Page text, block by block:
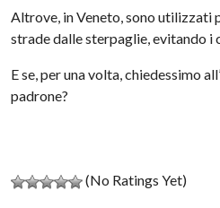
Altrove, in Veneto, sono utilizzati
strade dalle sterpaglie, evitando i
E se, per una volta, chiedessimo
padrone?
(No Ratings Yet)